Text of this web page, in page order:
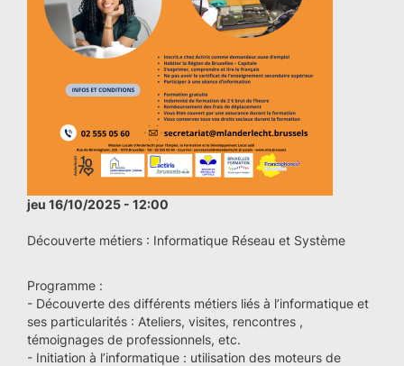
jeu 16/10/2025 - 12:00
Découverte métiers : Informatique Réseau et Système
Programme :
- Découverte des différents métiers liés à l’informatique et
ses particularités : Ateliers, visites, rencontres ,
témoignages de professionnels, etc.
- Initiation à l’informatique : utilisation des moteurs de